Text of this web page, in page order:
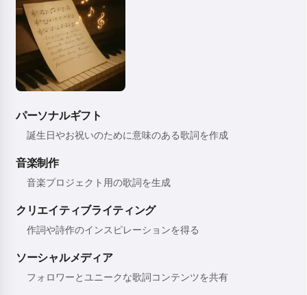
パーソナルギフト
誕生日やお祝いのために意味のある歌詞を作成
音楽制作
音楽プロジェクト用の歌詞を生成
クリエイティブライティング
作詞や詩作のインスピレーションを得る
ソーシャルメディア
フォロワーとユニークな歌詞コンテンツを共有